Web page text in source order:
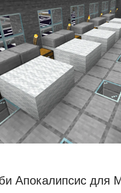
Апокалипсис для